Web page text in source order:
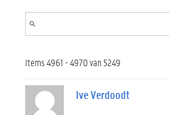
Items 4961 - 4970 van 5249
Ive Verdoodt